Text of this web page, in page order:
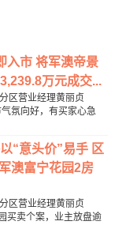
入市 将军澳帝景
万元成交...
区营业经理黄丽贞
氛向好，有买家心急
“意头价”易手 区
澳富宁花园2房
区营业经理黄丽贞
买卖个案，业主放盘逾